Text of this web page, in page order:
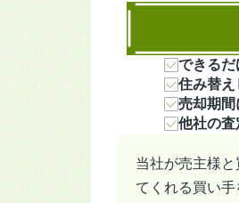
できるだ
住み替え
売却期間
他社の査
当社が売主様
てくれる買い手